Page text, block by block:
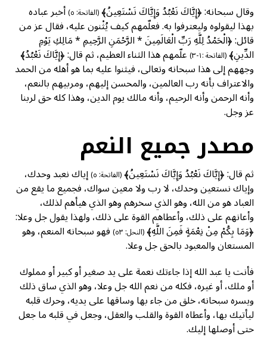
وقال سبحانه: ﴿إِيَّاكَ نَعْبُدُ وَإِيَّاكَ نَسْتَعِينُ﴾(الفاتحة: ٥) أخبر عباده
بهذا ليقولوه وليعترفوا به. فعلّمهم كيف يُثْنون عليه، فقال عز من
قائل: ﴿الْحَمْدُ لِلَّهِ رَبِّ الْعَالَمِينَ * الرَّحْمَنِ الرَّحِيمِ * مَالِكِ يَوْمِ
الدِّينِ﴾(الفاتحة :١-٣) علّمهم هذا الثناء العظيم، ثم قال: ﴿إِيَّاكَ نَعْبُدُ﴾
وجههم إلى هذا سبحانه وتعالى، فيثنوا عليه بما هو أهله من الحمد
والاعتراف بأنه رب العالمين، والمحسن إليهم، ومربيهم بالنعم،
وأنه الرحمن وأنه الرحيم، وأنه مالك يوم الدين، وهذا كله حق لربنا
عز وجل.
مصدر جميع النعم
ثم قال: ﴿إِيَّاكَ نَعْبُدُ وَإِيَّاكَ نَسْتَعِينُ﴾(الفاتحة: ٥) إياك نعبد وحدك،
وإياك نستعين وحدك، لا رب ولا معين سواك، فجميع ما يقع من
العباد هو من الله، وهو الذي سخرهم وهو الذي هيأهم لذلك،
وأعانهم على ذلك، وأعطاهم القوة على ذلك، ولهذا يقول جل وعلا:
﴿وَمَا بِكُمْ مِنْ نِعْمَةٍ فَمِنَ اللَّهِ﴾(النحل: ٥٣) فهو سبحانه المنعم، وهو
المستعان والمعبود بالحق جل وعلا.
فأنت يا عبد الله إذا جاءتك نعمة على يد صغير أو كبير أو مملوك
أو ملك، أو غيره، فكله من نعم الله جل وعلا، وهو الذي ساق ذلك
ويسره سبحانه، خلق من جاء بها وساقها على يديه، وحرك قلبه
ليأتيك بها، وأعطاه القوة والقلب والعقل، وجعل في قلبه ما جعل
حتى أوصلها إليك.